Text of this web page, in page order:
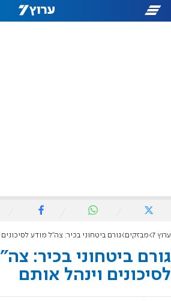
ערוץ 7 מבזקים גורם ביטחוני בכיר: צה״ל מודע
גורם ביטחוני בכיר:
לסיכונים וינהל אותם